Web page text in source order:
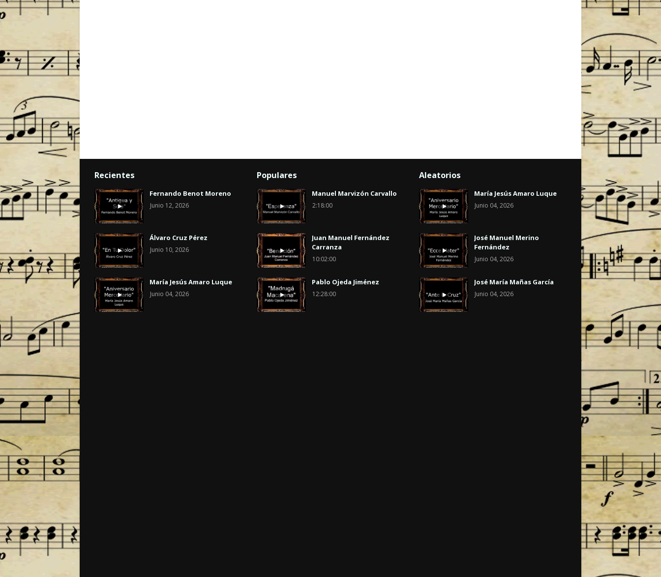
Recientes
Fernando Benot Moreno
Junio 12, 2026
Álvaro Cruz Pérez
Junio 10, 2026
María Jesús Amaro Luque
Junio 04, 2026
Populares
Manuel Marvizón Carvallo
2:18:00
Juan Manuel Fernández
Carranza
10:02:00
Pablo Ojeda Jiménez
12:28:00
Aleatorios
María Jesús Amaro Luque
Junio 04, 2026
José Manuel Merino
Fernández
Junio 04, 2026
José María Mañas García
Junio 04, 2026